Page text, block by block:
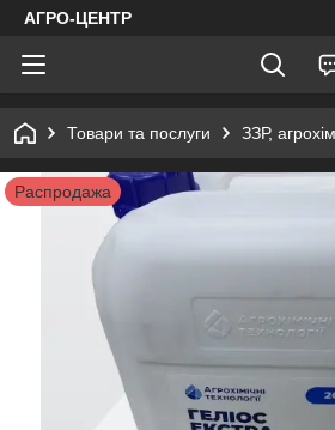
АГРО-ЦЕНТР
Товари та послуги ЗЗР,
Распродажа